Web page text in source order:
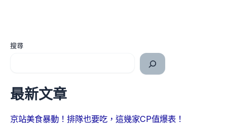
搜尋
最新文章
京站美食暴動！排隊也要吃，這幾家CP值爆表！